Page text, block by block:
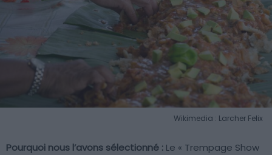
Wikimedia : Larcher Felix
Pourquoi nous l’avons sélectionné : Le « Trempage Show